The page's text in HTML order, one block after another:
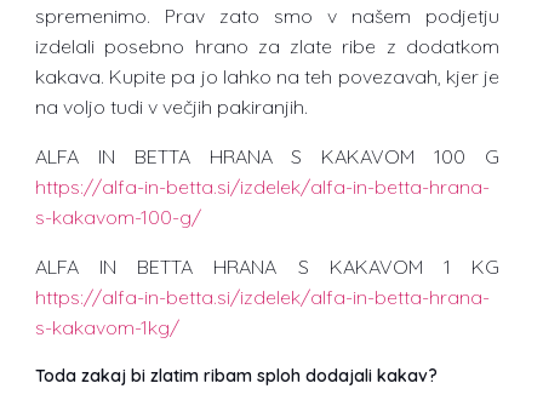
spremenimo. Prav zato smo v našem podjetju
izdelali posebno hrano za zlate ribe z dodatkom
kakava. Kupite pa jo lahko na teh povezavah, kjer je
na voljo tudi v večjih pakiranjih.
ALFA IN BETTA HRANA S KAKAVOM 100 G
https://alfa-in-betta.si/izdelek/alfa-in-betta-hrana-
s-kakavom-100-g/
ALFA IN BETTA HRANA S KAKAVOM 1 KG
https://alfa-in-betta.si/izdelek/alfa-in-betta-hrana-
s-kakavom-1kg/
Toda zakaj bi zlatim ribam sploh dodajali kakav?